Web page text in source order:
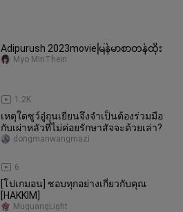
Adipurush 2023movieမြန်မာစာတန်ထိုး
1.2K
Myo MinThein
เหตุใดซูว์อู๋ถุนเยี่ยนจึงจำเป็นต้องร่วมมือ
กับเผ่าหลัวที่ไม่ค่อยรักษาสัจจะด้วยเล่า?
6
dongmanwangmazi
[โปเกมอน] ชอบทุกอย่างเกี่ยวกับคุณ
[HAKKIM]
MuguangLight